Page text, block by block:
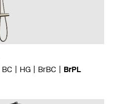
BC HG BrBC BrPL